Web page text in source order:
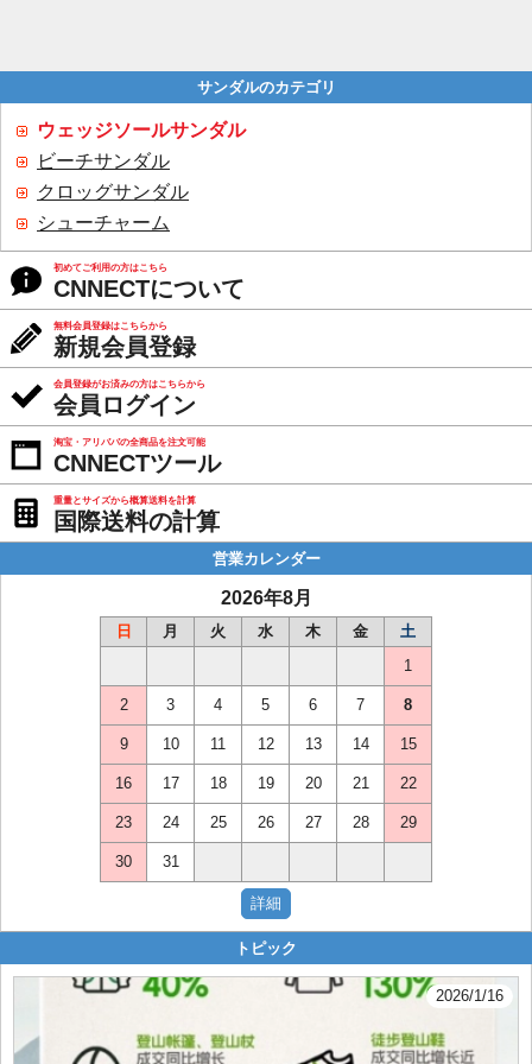
サンダルのカテゴリ
ウェッジソールサンダル
ビーチサンダル
クロッグサンダル
シューチャーム
初めてご利用の方はこちら
CNNECTについて
無料会員登録はこちらから
新規会員登録
会員登録がお済みの方はこちらから
会員ログイン
淘宝・アリババの全商品を注文可能
CNNECTツール
重量とサイズから概算送料を計算
国際送料の計算
営業カレンダー
2026年8月
日 月 火 水 木 金
土
1
2 3 4 5 6 7 8
9 10 11 12 13 14 15
16 17 18 19 20 21 22
23 24 25 26 27 28 29
30 31
トピック
2026/1/16